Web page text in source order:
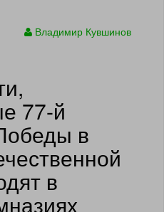
Владимир Кувшинов
77-й
в
в